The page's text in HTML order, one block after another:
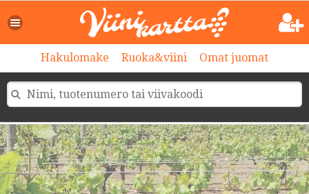
Hakulomake Ruoka&viini Omat juomat